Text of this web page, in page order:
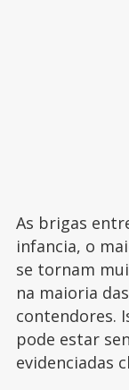
As brigas
infancia, o
se tornam
na maioria
contendores.
pode estar
evidenciadas